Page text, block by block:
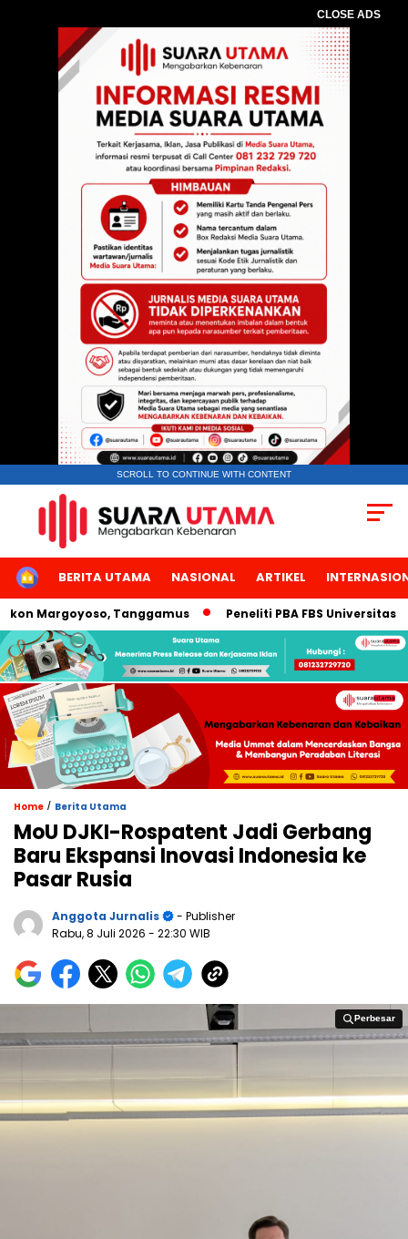
CLOSE ADS
SCROLL TO CONTINUE WITH CONTENT
HOMEBERITA UTAMA NASIONAL ARTIKEL
Tanggamus Peneliti PBA FBS Universitas
Home / Berita Utama
MoU DJKI-Rospatent Jadi Gerbang
Baru Ekspansi Inovasi Indonesia ke
Pasar Rusia
Anggota Jurnalis
- Publisher
Rabu, 8 Juli 2026 - 22:30 WIB
Perbesar
Perbesar